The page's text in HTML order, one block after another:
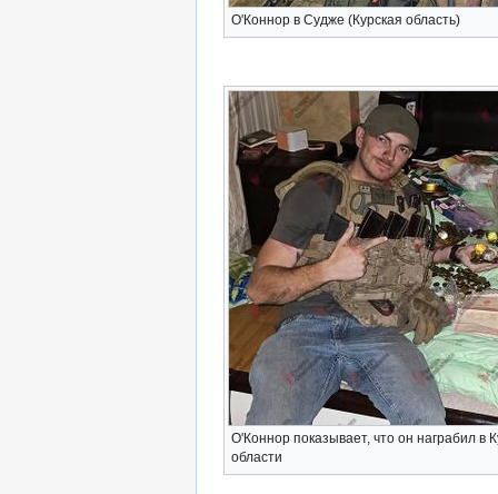
О'Коннор в Судже (Курская область)
О'Коннор показывает, что он награбил в
области